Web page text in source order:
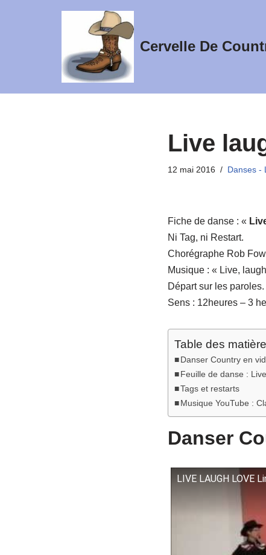
Cervelle De
Live
12 mai 2016 Danses - L
Fiche de danse : «
Ni Tag, ni Restart.
Chorégraphe Rob
Musique : « Live,
Départ sur les paroles.
Sens : 12heures – 3
Table des
Danser Country en
Feuille de danse :
Tags et restarts
Musique YouTube :
Danser
LIVE LAUGH LOVE